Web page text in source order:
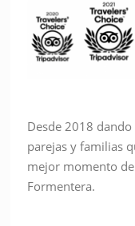
Desde 2018
parejas y familias
mejor momento
Formentera.